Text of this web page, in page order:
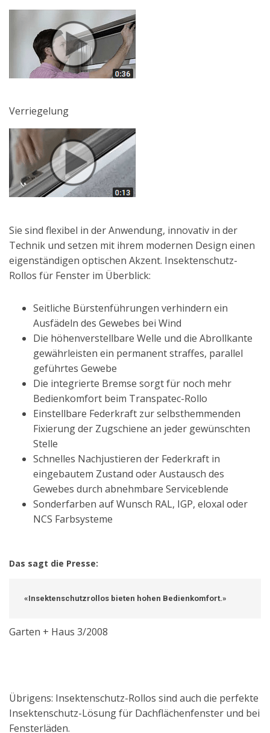
Verriegelung
Sie sind flexibel in der Anwendung, innovativ in der
Technik und setzen mit ihrem modernen Design einen
eigenständigen optischen Akzent. Insektenschutz-
Rollos für Fenster im Überblick:
Seitliche Bürstenführungen verhindern ein
Ausfädeln des Gewebes bei Wind
Die höhenverstellbare Welle und die Abrollkante
gewährleisten ein permanent straffes, parallel
geführtes Gewebe
Die integrierte Bremse sorgt für noch mehr
Bedienkomfort beim Transpatec-Rollo
Einstellbare Federkraft zur selbsthemmenden
Fixierung der Zugschiene an jeder gewünschten
Stelle
Schnelles Nachjustieren der Federkraft in
eingebautem Zustand oder Austausch des
Gewebes durch abnehmbare Serviceblende
Sonderfarben auf Wunsch RAL, IGP, eloxal oder
NCS Farbsysteme
Das sagt die Presse:
«Insektenschutzrollos bieten hohen Bedienkomfort.»
Garten + Haus 3/2008
Übrigens: Insektenschutz-Rollos sind auch die perfekte
Insektenschutz-Lösung für Dachflächenfenster und bei
Fensterläden.